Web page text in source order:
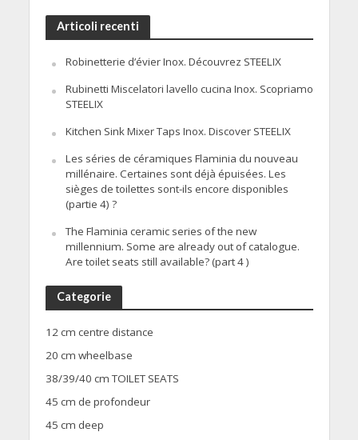
Articoli recenti
Robinetterie d’évier Inox. Découvrez STEELIX
Rubinetti Miscelatori lavello cucina Inox. Scopriamo
STEELIX
Kitchen Sink Mixer Taps Inox. Discover STEELIX
Les séries de céramiques Flaminia du nouveau
millénaire. Certaines sont déjà épuisées. Les
sièges de toilettes sont-ils encore disponibles
(partie 4) ?
The Flaminia ceramic series of the new
millennium. Some are already out of catalogue.
Are toilet seats still available? (part 4 )
Categorie
12 cm centre distance
20 cm wheelbase
38/39/40 cm TOILET SEATS
45 cm de profondeur
45 cm deep